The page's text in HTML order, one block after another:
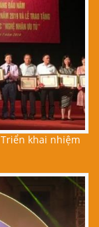
khai nhiệm